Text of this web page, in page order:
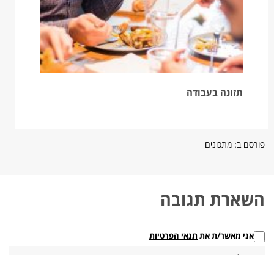
תזונה בעבודה
פורסם ב: מתכונים
השארת תגובה
אני מאשר/ת אתתנאי הפרטיות